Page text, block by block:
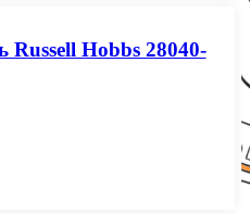
Russell Hobbs 28040-